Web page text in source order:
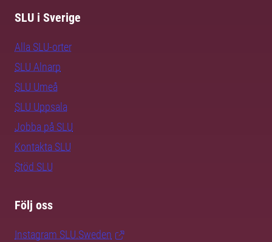
SLU i Sverige
Alla SLU-orter
SLU Alnarp
SLU Umeå
SLU Uppsala
Jobba på SLU
Kontakta SLU
Stöd SLU
Följ oss
Instagram SLU.Sweden